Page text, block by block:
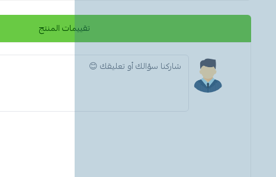
تقييمات المنتج